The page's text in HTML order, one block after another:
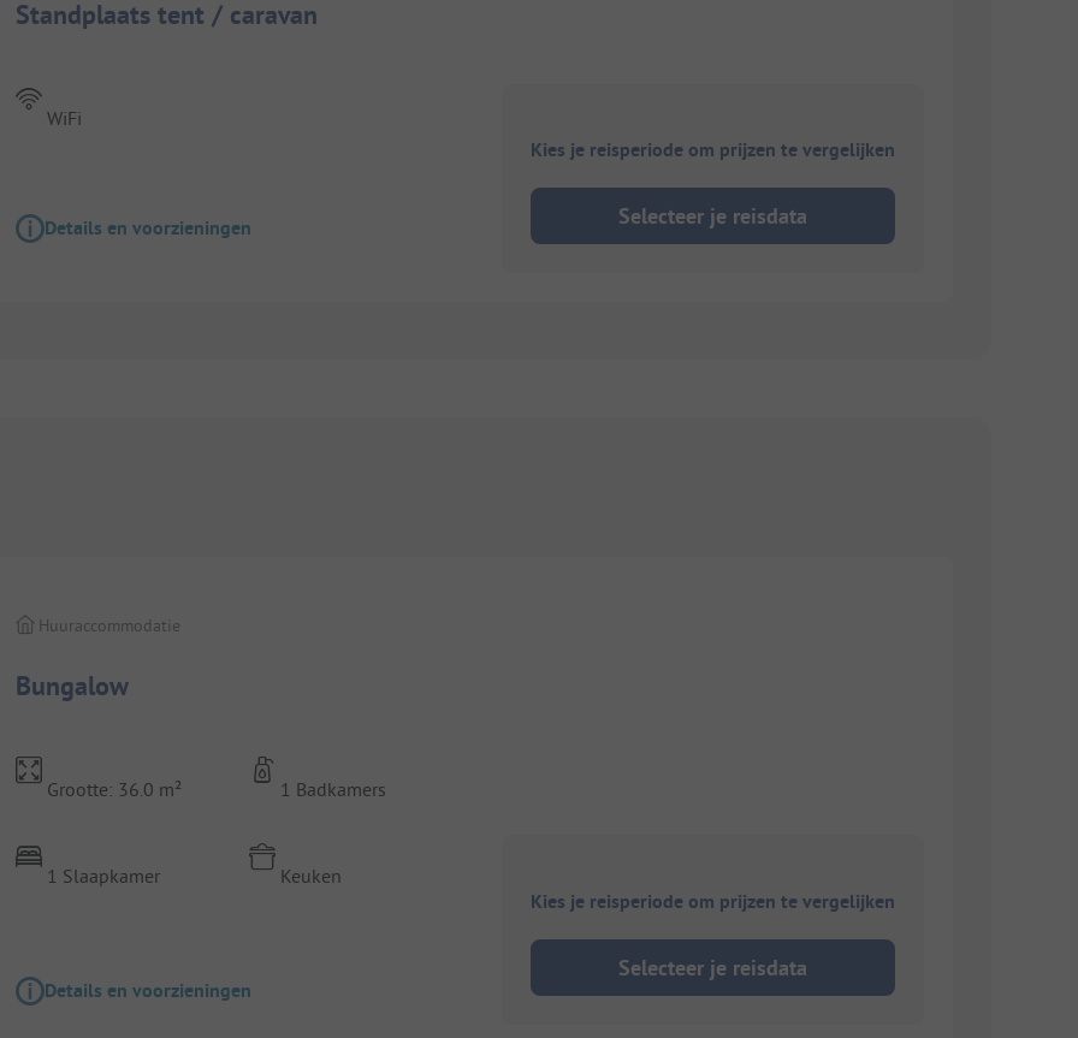
Standplaats tent / caravan
WiFi
Details en voorzieningen
Kies je reisperiode om prijzen te vergelijken
Selecteer je reisdata
Bungalow
Huuraccommodatie
Grootte: 36.0 m²
1 Slaapkamer
1 Badkamers
Keuken
Details en voorzieningen
Kies je reisperiode om prijzen te vergelijken
Selecteer je reisdata